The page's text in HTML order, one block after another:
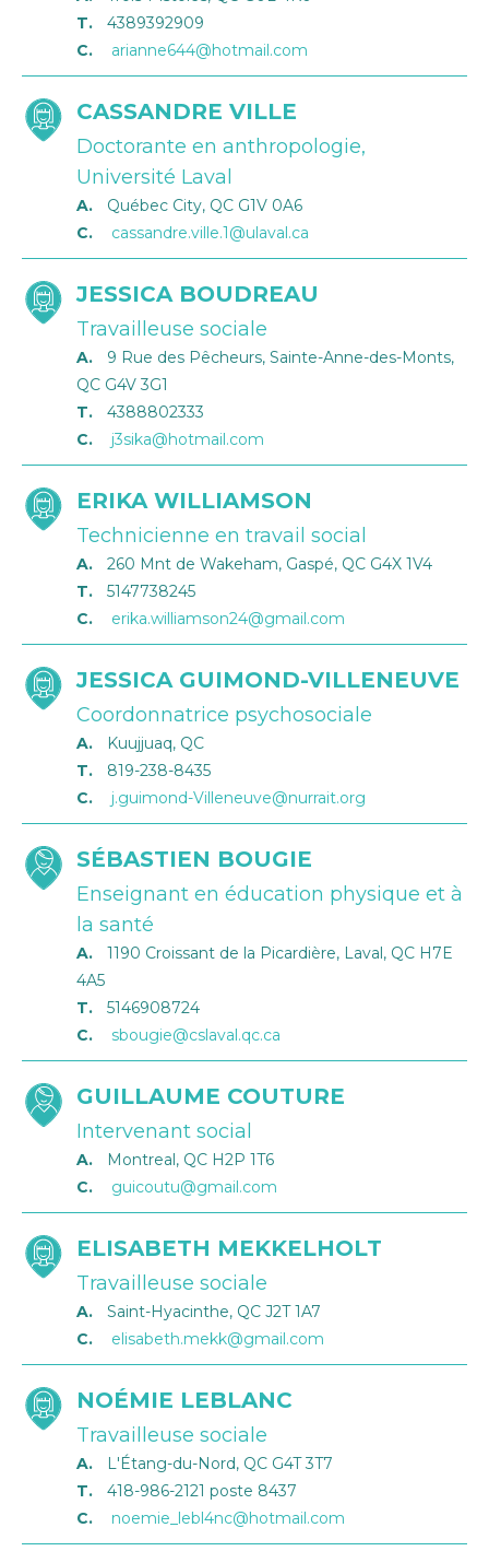
T.
4389392909
C.
arianne644@hotmail.com
CASSANDRE VILLE
Doctorante en anthropologie,
Université Laval
A.
Québec City, QC G1V 0A6
C.
cassandre.ville.1@ulaval.ca
JESSICA BOUDREAU
Travailleuse sociale
A.
9 Rue des Pêcheurs, Sainte-Anne-des-Monts,
QC G4V 3G1
T.
4388802333
C.
j3sika@hotmail.com
ERIKA WILLIAMSON
Technicienne en travail social
A.
260 Mnt de Wakeham, Gaspé, QC G4X 1V4
T.
5147738245
C.
erika.williamson24@gmail.com
JESSICA GUIMOND-VILLENEUVE
Coordonnatrice psychosociale
A.
Kuujjuaq, QC
T.
819-238-8435
C.
j.guimond-Villeneuve@nurrait.org
SÉBASTIEN BOUGIE
Enseignant en éducation physique et à
la santé
A.
1190 Croissant de la Picardière, Laval, QC H7E
4A5
T.
5146908724
C.
sbougie@cslaval.qc.ca
GUILLAUME COUTURE
Intervenant social
A.
Montreal, QC H2P 1T6
C.
guicoutu@gmail.com
ELISABETH MEKKELHOLT
Travailleuse sociale
A.
Saint-Hyacinthe, QC J2T 1A7
C.
elisabeth.mekk@gmail.com
NOÉMIE LEBLANC
Travailleuse sociale
A.
L'Étang-du-Nord, QC G4T 3T7
T.
418-986-2121 poste 8437
C.
noemie_lebl4nc@hotmail.com